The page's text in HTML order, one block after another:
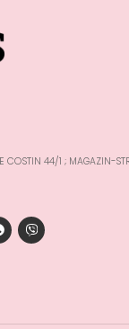
COSTIN 44/1 ; MAGAZIN-